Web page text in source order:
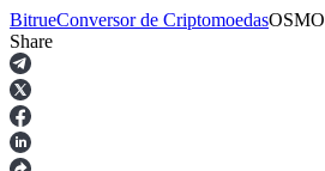
Futuros
BitrueConversor de CriptomoedasOSMO
Share